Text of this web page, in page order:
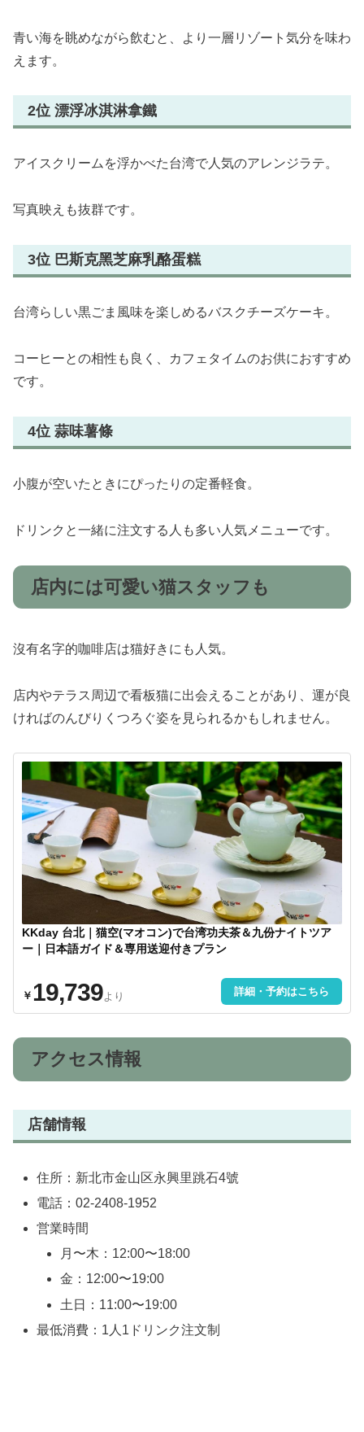
青い海を眺めながら飲むと、より一層リゾート気分を味わ
えます。
2位 漂浮冰淇淋拿鐵
アイスクリームを浮かべた台湾で人気のアレンジラテ。
写真映えも抜群です。
3位 巴斯克黑芝麻乳酪蛋糕
台湾らしい黒ごま風味を楽しめるバスクチーズケーキ。
コーヒーとの相性も良く、カフェタイムのお供におすすめ
です。
4位 蒜味薯條
小腹が空いたときにぴったりの定番軽食。
ドリンクと一緒に注文する人も多い人気メニューです。
店内には可愛い猫スタッフも
沒有名字的咖啡店は猫好きにも人気。
店内やテラス周辺で看板猫に出会えることがあり、運が良
ければのんびりくつろぐ姿を見られるかもしれません。
KKday 台北｜猫空(マオコン)で台湾功夫茶＆九份ナイトツア
ー｜日本語ガイド＆専用送迎付きプラン
￥ 19,739より 詳細・予約はこちら
アクセス情報
店舗情報
住所：新北市金山区永興里跳石4號
電話：02-2408-1952
営業時間
月〜木：12:00〜18:00
金：12:00〜19:00
土日：11:00〜19:00
最低消費：1人1ドリンク注文制